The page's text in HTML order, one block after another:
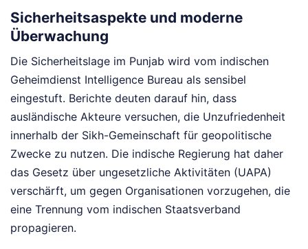
Sicherheitsaspekte und moderne
Überwachung
Die Sicherheitslage im Punjab wird vom indischen
Geheimdienst Intelligence Bureau als sensibel
eingestuft. Berichte deuten darauf hin, dass
ausländische Akteure versuchen, die Unzufriedenheit
innerhalb der Sikh-Gemeinschaft für geopolitische
Zwecke zu nutzen. Die indische Regierung hat daher
das Gesetz über ungesetzliche Aktivitäten (UAPA)
verschärft, um gegen Organisationen vorzugehen, die
eine Trennung vom indischen Staatsverband
propagieren.